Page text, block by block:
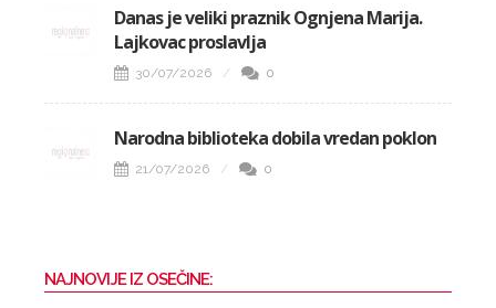
Danas je veliki praznik Ognjena Marija.
Lajkovac proslavlja
30/07/2026 0
Narodna biblioteka dobila vredan poklon
21/07/2026 0
NAJNOVIJE IZ OSEČINE: